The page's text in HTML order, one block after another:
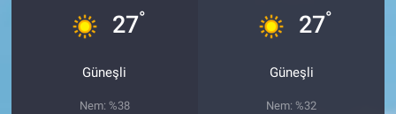
27°
Güneşli
Nem: %38
27°
Güneşli
Nem: %32